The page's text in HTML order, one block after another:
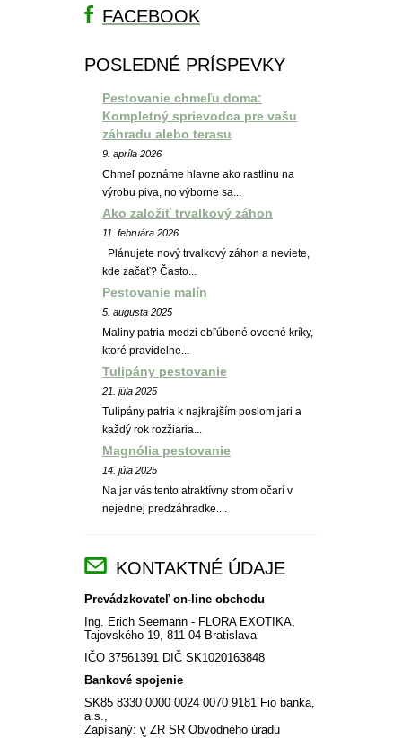
FACEBOOK
POSLEDNÉ PRÍSPEVKY
Pestovanie chmeľu doma:
Kompletný sprievodca pre vašu
záhradu alebo terasu
9. apríla 2026
Chmeľ poznáme hlavne ako rastlinu na
výrobu piva, no výborne sa...
Ako založiť trvalkový záhon
11. februára 2026
Plánujete nový trvalkový záhon a neviete,
kde začať? Často...
Pestovanie malín
5. augusta 2025
Maliny patria medzi obľúbené ovocné kríky,
ktoré pravidelne...
Tulipány pestovanie
21. júla 2025
Tulipány patria k najkrajším poslom jari a
každý rok rozžiaria...
Magnólia pestovanie
14. júla 2025
Na jar vás tento atraktívny strom očarí v
nejednej predzáhradke....
KONTAKTNÉ ÚDAJE
Prevádzkovateľ on-line obchodu
Ing. Erich Seemann - FLORA EXOTIKA,
Tajovského 19, 811 04 Bratislava
IČO 37561391 DIČ SK1020163848
Bankové spojenie
SK85 8330 0000 0024 0070 9181 Fio banka,
a.s.,
Zapísaný: v ZR SR Obvodného úradu